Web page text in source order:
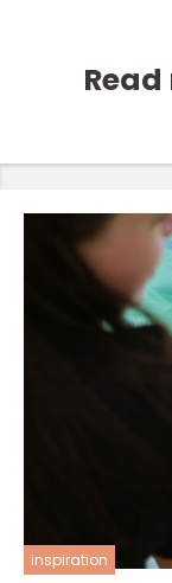
inspiration